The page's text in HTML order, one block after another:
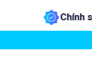
bảo hành - đổi trả